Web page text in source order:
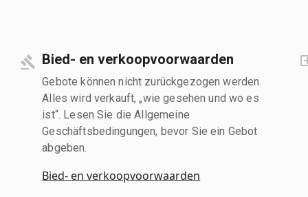
Bied- en verkoopvoorwaarden
Gebote können nicht zurückgezogen werden.
Alles wird verkauft, „wie gesehen und wo es
ist“. Lesen Sie die Allgemeine
Geschäftsbedingungen, bevor Sie ein Gebot
abgeben.
Bied- en verkoopvoorwaarden